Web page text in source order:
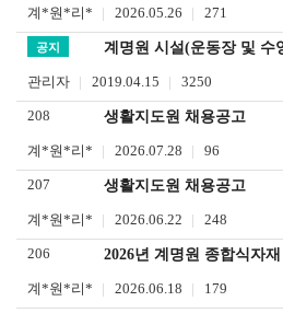
기
입
력
계*원*리* 2026.05.26 271
공지
관리자 2019.04.15 3250
208 생활지도원 채용공고
계*원*리* 2026.07.28 96
207 생활지도원 채용공고
계*원*리* 2026.06.22 248
206
계*원*리* 2026.06.18 179